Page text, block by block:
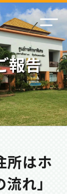
報告
所はホ
れ」